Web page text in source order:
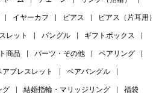
イヤーカフ ピアス ピアス（片耳用）
レット バングル ギフトボックス
商品 パーツ・その他 ペアリング
アブレスレット ペアバングル
グ 結婚指輪・マリッジリング 福袋